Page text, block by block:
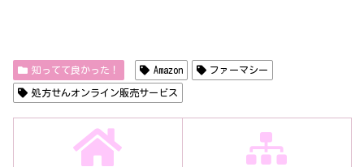
知ってて良かった！ Amazon ファーマシー
処方せんオンライン販売サービス